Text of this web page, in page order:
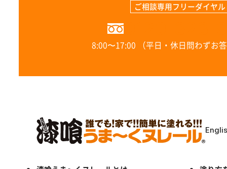
ご相談専用フリーダイヤル
8:00〜17:00 （平日・休日問わずお